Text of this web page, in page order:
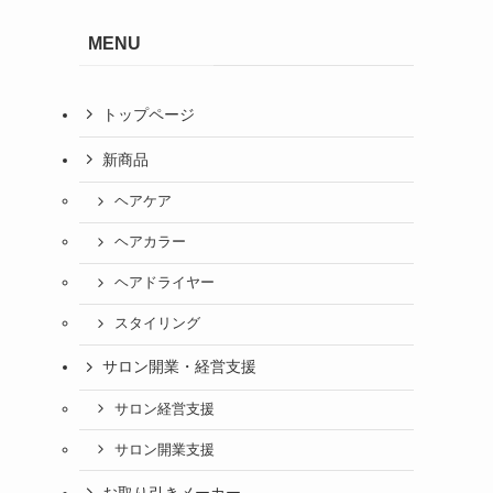
MENU
トップページ
新商品
ヘアケア
ヘアカラー
ヘアドライヤー
スタイリング
サロン開業・経営支援
サロン経営支援
サロン開業支援